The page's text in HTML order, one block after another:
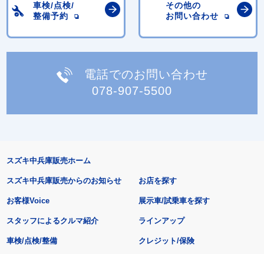
車検/点検/
整備予約
その他の
お問い合わせ
電話でのお問い合わせ
078-907-5500
スズキ中兵庫販売ホーム
スズキ中兵庫販売からのお知らせ
お客様Voice
スタッフによるクルマ紹介
お店を探す
展示車/試乗車を探す
ラインアップ
車検/点検/整備 クレジット/保険